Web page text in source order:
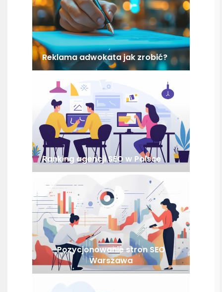
Reklama adwokata jak zrobić?
Ranking agencji SEO w Polsce
Pozycjonowanie stron SEO
Warszawa